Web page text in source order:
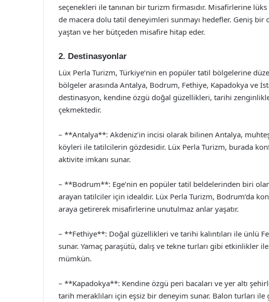
seçenekleri ile tanınan bir turizm firmasıdır. Misafirlerine
de macera dolu tatil deneyimleri sunmayı hedefler. Geniş
yaştan ve her bütçeden misafire hitap eder.
2. Destinasyonlar
Lüx Perla Turizm, Türkiye’nin en popüler tatil bölgelerine
bölgeler arasında Antalya, Bodrum, Fethiye, Kapadokya ve
destinasyon, kendine özgü doğal güzellikleri, tarihi
çekmektedir.
– **Antalya**: Akdeniz’in incisi olarak bilinen Antalya,
köyleri ile tatilcilerin gözdesidir. Lüx Perla Turizm, burada
aktivite imkanı sunar.
– **Bodrum**: Ege’nin en popüler tatil beldelerinden biri
arayan tatilciler için idealdir. Lüx Perla Turizm, Bodrum’da
araya getirerek misafirlerine unutulmaz anlar yaşatır.
– **Fethiye**: Doğal güzellikleri ve tarihi kalıntıları ile ünlü
sunar. Yamaç paraşütü, dalış ve tekne turları gibi etkinlikler
mümkün.
– **Kapadokya**: Kendine özgü peri bacaları ve yer altı
tarih meraklıları için eşsiz bir deneyim sunar. Balon turları